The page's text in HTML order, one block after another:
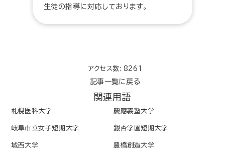
生徒の指導に対応しております。
アクセス数: 8261
記事一覧に戻る
関連用語
札幌医科大学 慶應義塾大学
岐阜市立女子短期大学 銀杏学園短期大学
城西大学 豊橋創造大学